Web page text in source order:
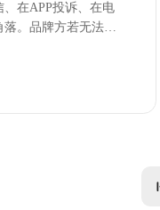
在APP投诉、在电
。品牌方若无法将
业的客服联络中心